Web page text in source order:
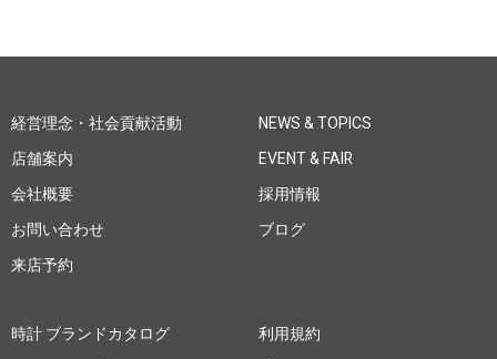
経営理念・社会貢献活動
店舗案内
会社概要
お問い合わせ
来店予約
NEWS & TOPICS
EVENT & FAIR
採用情報
ブログ
時計 ブランドカタログ
利用規約